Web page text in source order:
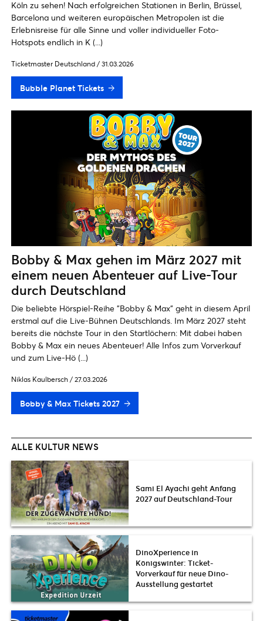
Köln zu sehen! Nach erfolgreichen Stationen in Berlin, Brüssel,
Barcelona und weiteren europäischen Metropolen ist die
Erlebnisreise für alle Sinne und voller individueller Foto-
Hotspots endlich in K (...)
Ticketmaster Deutschland / 31.03.2026
Bubble Planet Tickets
Bobby & Max gehen im März 2027 mit
einem neuen Abenteuer auf Live-Tour
durch Deutschland
Die beliebte Hörspiel-Reihe "Bobby & Max" geht in diesem April
erstmal auf die Live-Bühnen Deutschlands. Im März 2027 steht
bereits die nächste Tour in den Startlöchern: Mit dabei haben
Bobby & Max ein neues Abenteuer! Alle Infos zum Vorverkauf
und zum Live-Hö (...)
Niklas Kaulbersch / 27.03.2026
Bobby & Max Tickets 2027
ALLE KULTUR NEWS
Sami El Ayachi geht Anfang
2027 auf Deutschland-Tour
DinoXperience in
Königswinter: Ticket-
Vorverkauf für neue Dino-
Ausstellung gestartet